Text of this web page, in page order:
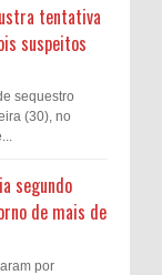
tentativa
suspeitos
sequestro
(30), no
segundo
de mais de
por